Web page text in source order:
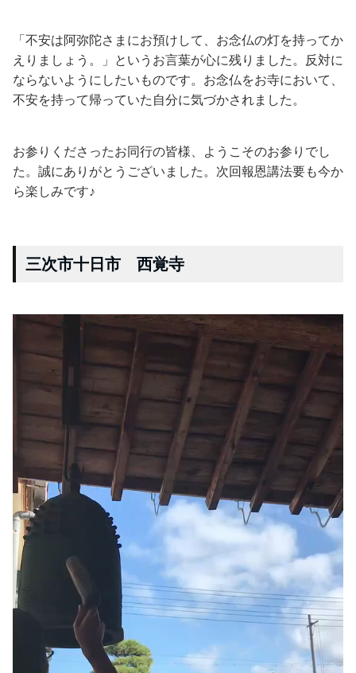
「不安は阿弥陀さまにお預けして、お念仏の灯を持ってか
えりましょう。」というお言葉が心に残りました。反対に
ならないようにしたいものです。お念仏をお寺において、
不安を持って帰っていた自分に気づかされました。
お参りくださったお同行の皆様、ようこそのお参りでし
た。誠にありがとうございました。次回報恩講法要も今か
ら楽しみです♪
三次市十日市 西覚寺